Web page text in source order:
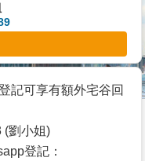
記可享有額外宅谷回
(劉小姐)
登記：